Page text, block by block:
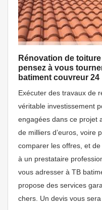
Rénovation de
pensez à vous
batiment couvreur 24
Exécuter des travaux de
véritable investissement
engagées dans ce projet
de milliers d’euros, voire
comparer les offres, et
à un prestataire
vous adresser à TB
propose des services
chers. Un devis vous sera